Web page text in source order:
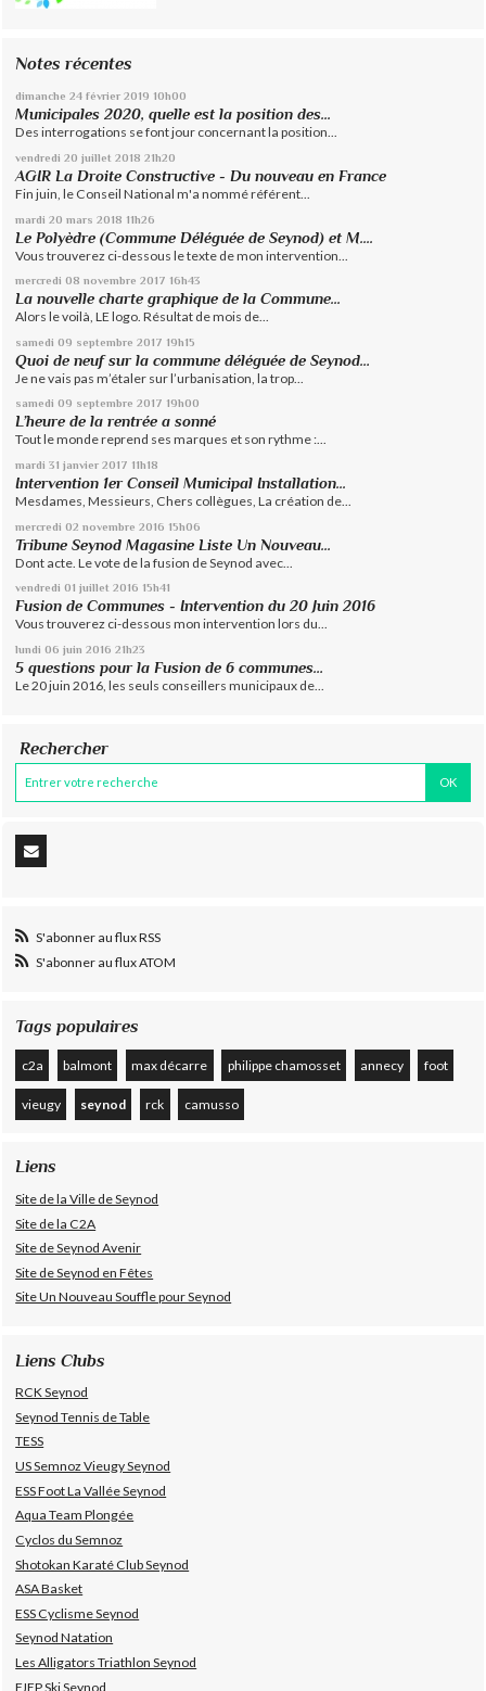
Notes récentes
dimanche 24 février 2019 10h00
Municipales 2020, quelle est la position des...
Des interrogations se font jour concernant la position...
vendredi 20 juillet 2018 21h20
AGIR La Droite Constructive - Du nouveau en France
Fin juin, le Conseil National m'a nommé référent...
mardi 20 mars 2018 11h26
Le Polyèdre (Commune Déléguée de Seynod) et M....
Vous trouverez ci-dessous le texte de mon intervention...
mercredi 08 novembre 2017 16h43
La nouvelle charte graphique de la Commune...
Alors le voilà, LE logo. Résultat de mois de...
samedi 09 septembre 2017 19h15
Quoi de neuf sur la commune déléguée de Seynod…
Je ne vais pas m’étaler sur l’urbanisation, la trop...
samedi 09 septembre 2017 19h00
L’heure de la rentrée a sonné
Tout le monde reprend ses marques et son rythme :...
mardi 31 janvier 2017 11h18
Intervention 1er Conseil Municipal Installation...
Mesdames, Messieurs, Chers collègues, La création de...
mercredi 02 novembre 2016 15h06
Tribune Seynod Magasine Liste Un Nouveau...
Dont acte. Le vote de la fusion de Seynod avec...
vendredi 01 juillet 2016 15h41
Fusion de Communes - Intervention du 20 Juin 2016
Vous trouverez ci-dessous mon intervention lors du...
lundi 06 juin 2016 21h23
5 questions pour la Fusion de 6 communes…
Le 20 juin 2016, les seuls conseillers municipaux de...
Rechercher
S'abonner au flux RSS
S'abonner au flux ATOM
Tags populaires
c2a balmont max décarre philippe chamosset annecy foot
vieugy seynod rck camusso
Liens
Site de la Ville de Seynod
Site de la C2A
Site de Seynod Avenir
Site de Seynod en Fêtes
Site Un Nouveau Souffle pour Seynod
Liens Clubs
RCK Seynod
Seynod Tennis de Table
TESS
US Semnoz Vieugy Seynod
ESS Foot La Vallée Seynod
Aqua Team Plongée
Cyclos du Semnoz
Shotokan Karaté Club Seynod
ASA Basket
ESS Cyclisme Seynod
Seynod Natation
Les Alligators Triathlon Seynod
FJEP Ski Seynod